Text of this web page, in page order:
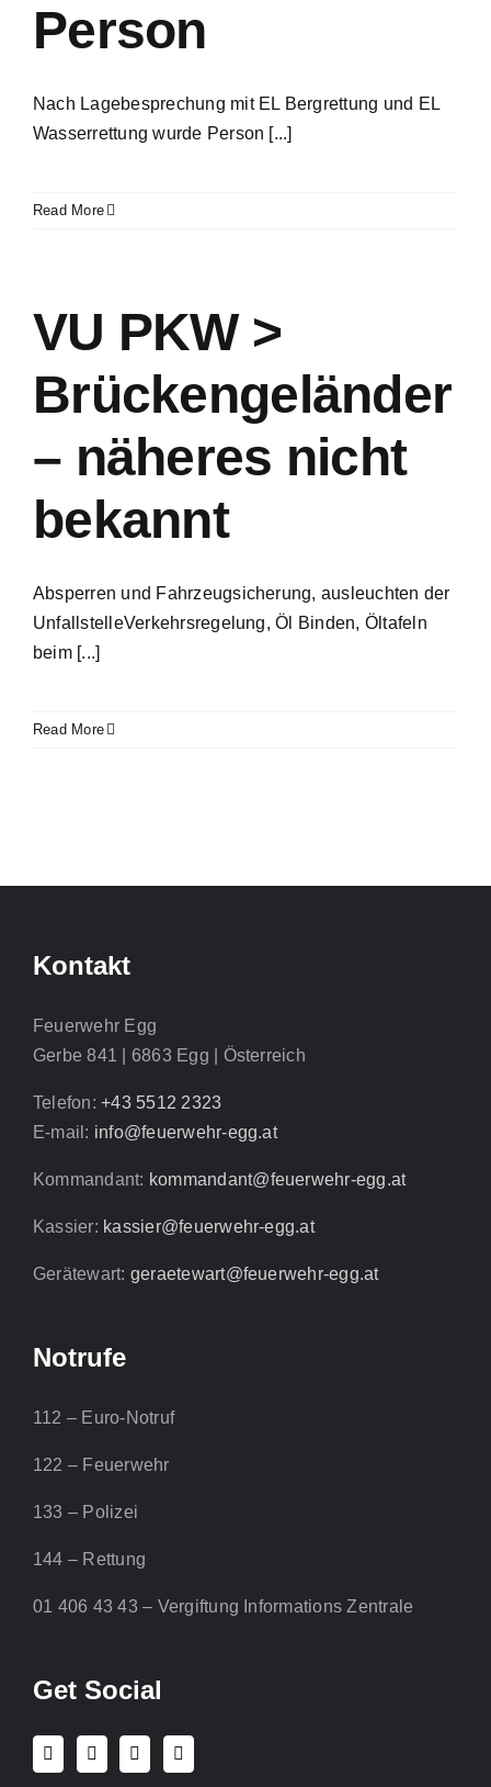
Person
Nach Lagebesprechung mit EL Bergrettung und EL
Wasserrettung wurde Person [...]
Read More
VU PKW >
Brückengeländer
– näheres nicht
bekannt
Absperren und Fahrzeugsicherung, ausleuchten der
UnfallstelleVerkehrsregelung, Öl Binden, Öltafeln
beim [...]
Read More
Kontakt
Feuerwehr Egg
Gerbe 841 | 6863 Egg | Österreich
Telefon:+43 5512 2323
E-mail: info@feuerwehr-egg.at
Kommandant: kommandant@feuerwehr-egg.at
Kassier: kassier@feuerwehr-egg.at
Gerätewart: geraetewart@feuerwehr-egg.at
Notrufe
112 – Euro-Notruf
122 – Feuerwehr
133 – Polizei
144 – Rettung
01 406 43 43 – Vergiftung Informations Zentrale
Get Social